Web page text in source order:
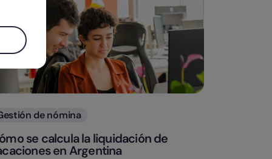
de nómina
se calcula la liquidación de
en Argentina